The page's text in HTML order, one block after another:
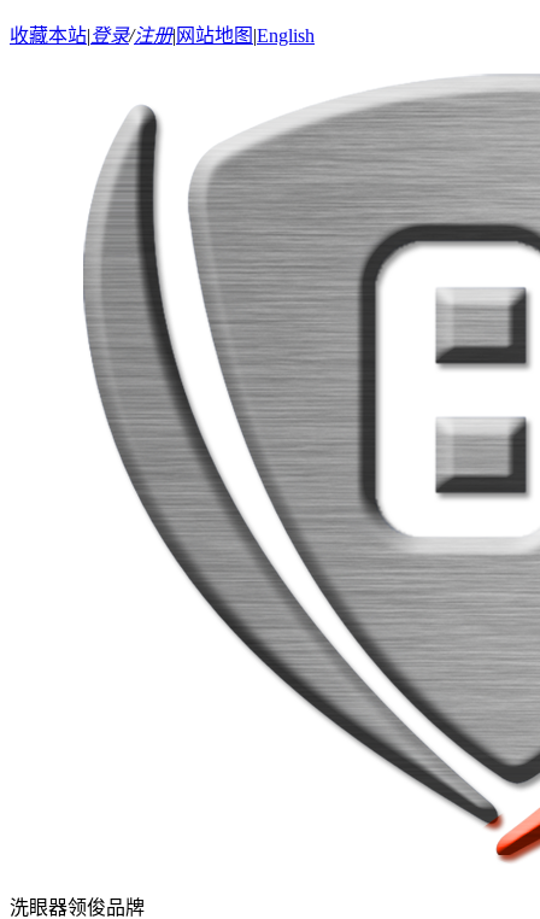
收藏本站|登录/注册| 网站地图 |English
洗眼器领俊品牌